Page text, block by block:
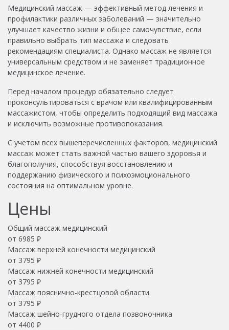
Медицинский массаж — эффективный метод лечения и
профилактики различных заболеваний — значительно
улучшает качество жизни и общее самочувствие, если
правильно выбрать тип массажа и следовать
рекомендациям специалиста. Однако массаж не является
универсальным средством и не заменяет традиционное
медицинское лечение.
Перед началом процедур обязательно следует
проконсультироваться с врачом или квалифицированным
массажистом, чтобы определить подходящий вид массажа
и исключить возможные противопоказания.
С учетом всех вышеперечисленных факторов, медицинский
массаж может стать важной частью вашего здоровья и
благополучия, способствуя восстановлению и
поддержанию физического и психоэмоционального
состояния на оптимальном уровне.
Цены
Общий массаж медицинский
от 6985 ₽
Массаж верхней конечности медицинский
от 3795 ₽
Массаж нижней конечности медицинский
от 3795 ₽
Массаж пояснично-крестцовой области
от 3795 ₽
Массаж шейно-грудного отдела позвоночника
от 4400 ₽